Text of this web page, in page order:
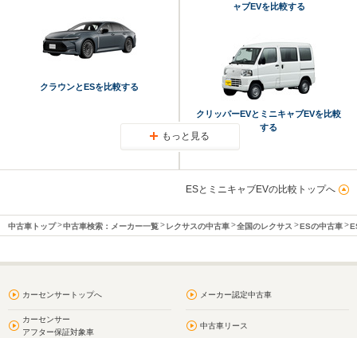
クラウンとESを比較する
ャブEVを比較する
クリッパーEVとミニキャブEVを比較
する
もっと見る
ESとミニキャブEVの比較トップへ
中古車トップ 中古車検索：メーカー一覧 レクサスの中古車 全国のレクサス ESの中古車
カーセンサートップへ メーカー認定中古車
カーセンサー
アフター保証対象車
中古車リース